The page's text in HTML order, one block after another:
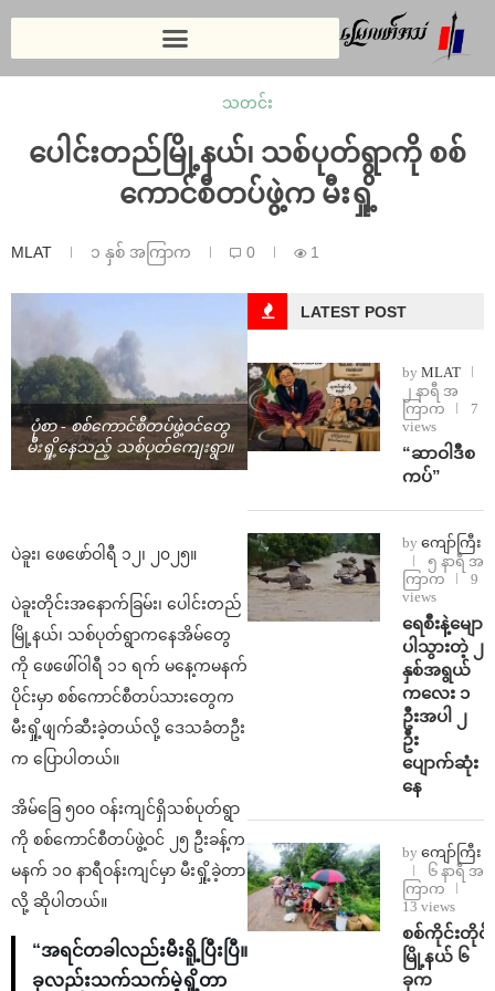
သတင်း
ပေါင်းတည်မြို့နယ်၊ သစ်ပုတ်ရွာကို စစ်
ကောင်စီတပ်ဖွဲ့က မီးရှို့
MLAT ၁ နှစ် အကြာက 0 1
ပုံစာ - စစ်ကောင်စီတပ်ဖွဲ့ဝင်တွေ
မီးရှို့နေသည့် သစ်ပုတ်ကျေးရွာ။
ပဲခူး၊ ဖေဖော်ဝါရီ ၁၂၊ ၂၀၂၅။
ပဲခူးတိုင်းအနောက်ခြမ်း၊ ပေါင်းတည်
မြို့နယ်၊ သစ်ပုတ်ရွာကနေအိမ်တွေ
ကို ဖေဖေါ်ဝါရီ ၁၁ ရက် မနေ့ကမနက်
ပိုင်းမှာ စစ်ကောင်စီတပ်သားတွေက
မီးရှို့ဖျက်ဆီးခဲ့တယ်လို့ ဒေသခံတဦး
က ပြောပါတယ်။
အိမ်ခြေ ၅၀၀ ဝန်းကျင်ရှိသစ်ပုတ်ရွာ
ကို စစ်ကောင်စီတပ်ဖွဲ့ဝင် ၂၅ ဦးခန့်က
မနက် ၁၀ နာရီဝန်းကျင်မှာ မီးရှို့ခဲ့တာ
လို့ ဆိုပါတယ်။
“အရင်တခါလည်းမီးရိူ့ပြီးပြီ။
ခုလည်းသက်သက်မဲ့ရှို့တာ
LATEST POST
by MLAT
၂ နာရီ အ
ကြာက
7
views
“ဆာဝါဒီစ
ကပ်”
by ကျော်ကြီး
၅ နာရီ အ
ကြာက
9
views
ရေစီးနဲ့မျော
ပါသွားတဲ့ ၂
နှစ်အရွယ်
ကလေး ၁
ဦးအပါ ၂
ဦး
ပျောက်ဆုံး
နေ
by ကျော်ကြီး
၆ နာရီ အ
ကြာက
13 views
စစ်ကိုင်းတိုင်း
မြို့နယ် ၆
ခုက